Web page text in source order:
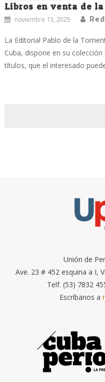
Libros en venta de
noviembre 13, 2025
La Editorial Pablo de la
Cuba, dispone en su
títulos, que el interesado
Unión de
Ave. 23 # 452 esquina a I,
Telf. (53) 7832
Escríbanos a